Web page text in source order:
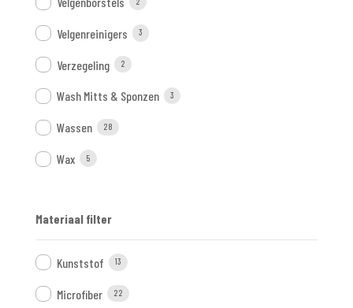
Velgenreinigers 3
Verzegeling 2
Wash Mitts & Sponzen 3
Wassen 28
Wax 5
Materiaal filter
Kunststof 13
Microfiber 22